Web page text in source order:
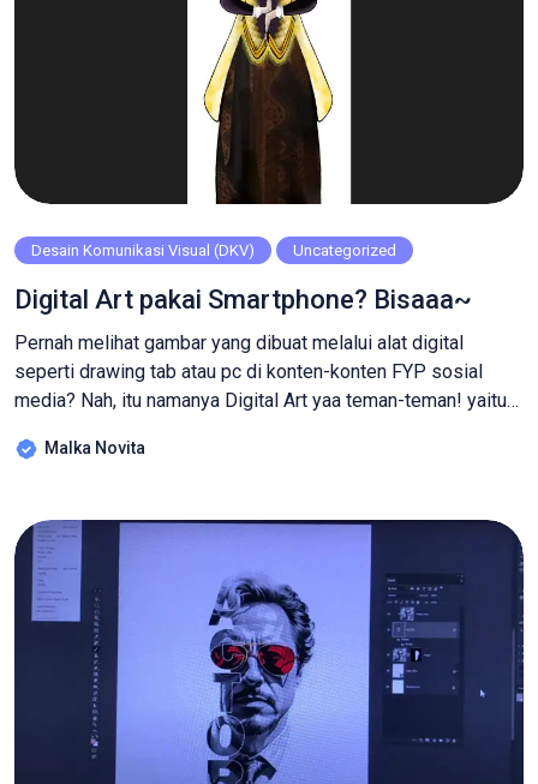
Desain Komunikasi Visual (DKV) Uncategorized
Digital Art pakai Smartphone? Bisaaa~
Pernah melihat gambar yang dibuat melalui alat digital
seperti drawing tab atau pc di konten-konten FYP sosial
media? Nah, itu namanya Digital Art yaa teman-teman! yaitu
Bisa berupa lukisan digital, seni vektor, seni 3d, manipulasi
dll. Menggambar dalam teknologi […]
Malka Novita